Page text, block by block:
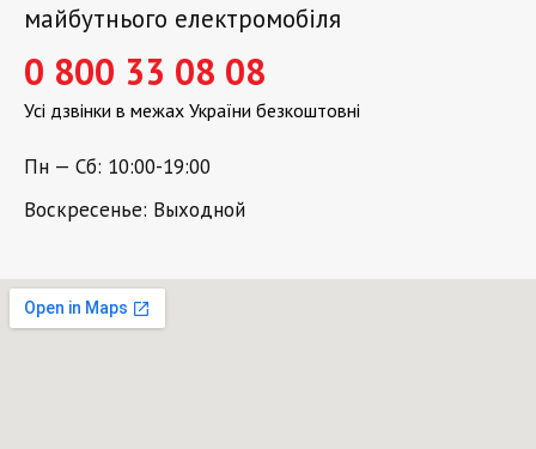
майбутнього електромобіля
0 800 33 08 08
Усі дзвінки в межах України безкоштовні
Пн — Сб: 10:00-19:00
Воскресенье: Выходной